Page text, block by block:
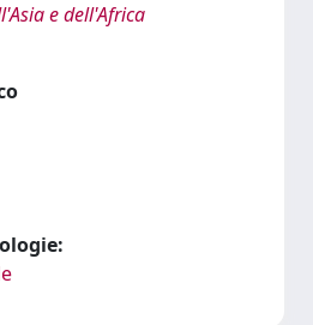
e dell'Africa